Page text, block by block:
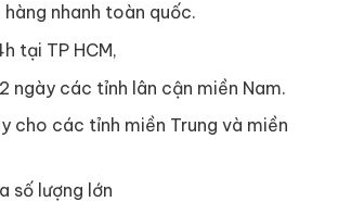
nhanh toàn quốc.
tại TP HCM,
ngày các tỉnh lân cận miền Nam.
cho các tỉnh miền Trung và miền
số lượng lớn